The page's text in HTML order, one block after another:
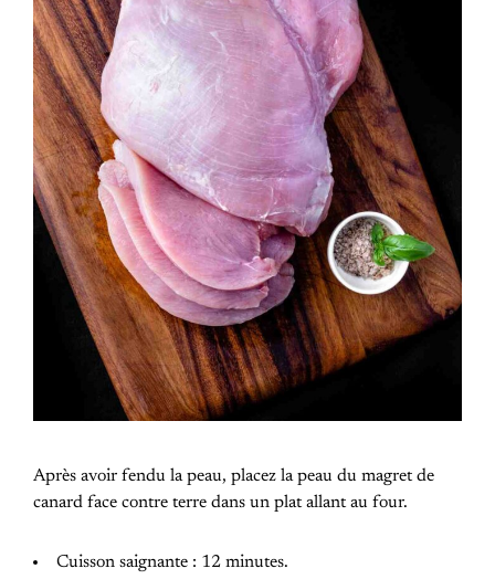
Après avoir fendu la peau, placez la peau du magret de
canard face contre terre dans un plat allant au four.
Cuisson saignante : 12 minutes.